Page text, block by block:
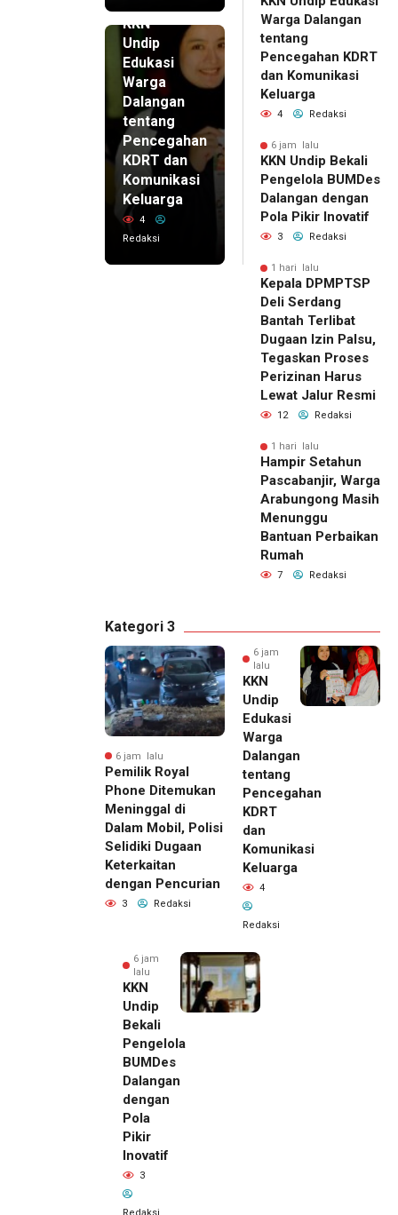
KKN
Undip
Edukasi
Warga
Dalangan
tentang
Pencegahan
KDRT dan
Komunikasi
Keluarga
4
Redaksi
Warga Dalangan
tentang
Pencegahan KDRT
dan Komunikasi
Keluarga
4 Redaksi
6 jam lalu
KKN Undip Bekali
Pengelola BUMDes
Dalangan dengan
Pola Pikir Inovatif
3 Redaksi
1 hari lalu
Kepala DPMPTSP
Deli Serdang
Bantah Terlibat
Dugaan Izin Palsu,
Tegaskan Proses
Perizinan Harus
Lewat Jalur Resmi
12 Redaksi
1 hari lalu
Hampir Setahun
Pascabanjir, Warga
Arabungong Masih
Menunggu
Bantuan Perbaikan
Rumah
7 Redaksi
Kategori 3
6 jam lalu
Pemilik Royal
Phone Ditemukan
Meninggal di
Dalam Mobil, Polisi
Selidiki Dugaan
Keterkaitan
dengan Pencurian
3 Redaksi
6 jam
lalu
KKN
Undip
Edukasi
Warga
Dalangan
tentang
Pencegahan
KDRT
dan
Komunikasi
Keluarga
4
Redaksi
6 jam
lalu
KKN
Undip
Bekali
Pengelola
BUMDes
Dalangan
dengan
Pola
Pikir
Inovatif
3
Pemilik
Royal